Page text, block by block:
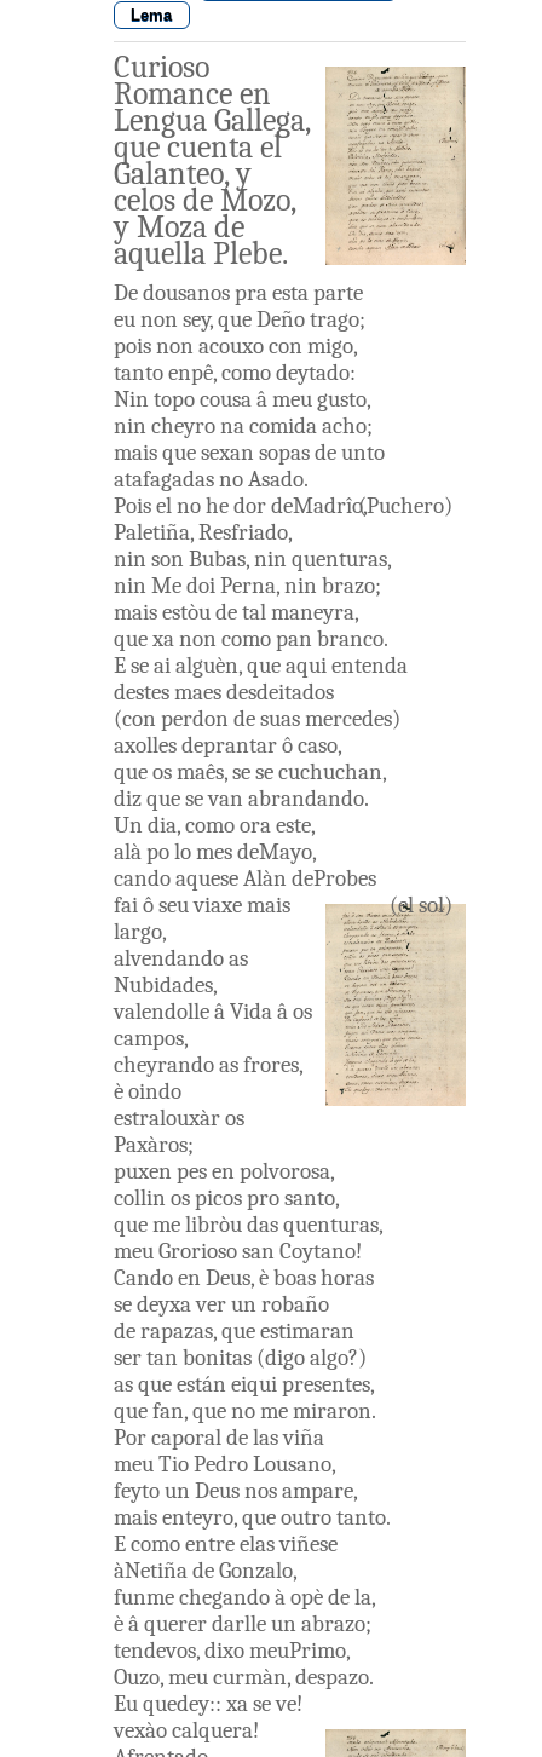
Lema
Curioso
Romanceen
LenguaGallega,
quecuentael
Galanteo,y
celosdeMozo,
yMozade
aquellaPlebe.
Dedousanospraestaparte
eunon sey,queDeñotrago;
poisnon acouxocon migo,
tantoenpê,comodeytado:
Nin topocousaâmeugusto,
nin cheyronacomidaacho;
maisquesexan sopasdeunto
atafagadasnoAsado.
(Puchero)
Poiselno hedordeMadrîo,
Paletiña,Resfriado,
nin son Bubas,nin quenturas,
nin MedoiPerna,nin brazo;
maisestòudetalmaneyra,
quexanon comopan branco.
Eseaialguèn,queaquientenda
destesmaesdesdeitados
(con perdon desuasmercedes)
axollesdeprantarôcaso,
queosmaês,sesecuchuchan,
diz quesevan abrandando.
Un dia,comooraeste,
alàpo lomesdeMayo,
candoaqueseAlàn deProbes
(elsol)
faiôseuviaxemais
largo,
alvendandoas
Nubidades,
valendolleâVidaâ os
campos,
cheyrandoasfrores,
èoindo
estralouxàros
Paxàros;
puxen pesen polvorosa,
collin ospicosprosanto,
quemelibròudasquenturas,
meuGroriososan Coytano!
Candoen Deus,èboashoras
sedeyxaverun robaño
derapazas,queestimaran
sertan bonitas (digoalgo?)
asqueestán eiquipresentes,
quefan,queno memiraron.
Porcaporalde lasviña
meuTioPedroLousano,
feytoun Deusnosampare,
maisenteyro,queoutrotanto.
Ecomoentreelasviñese
àNetiñadeGonzalo,
funmechegandoà opède la,
èâquererdarlleun abrazo;
tendevos,dixomeuPrimo,
Ouzo,meucurmàn,despazo.
Euquedey:: xaseve!
vexàocalquera!